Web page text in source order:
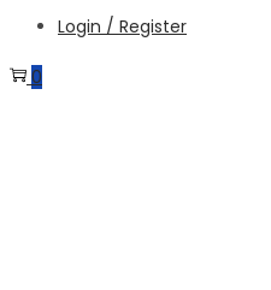
Login / Register
0